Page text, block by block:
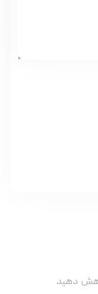
دهید